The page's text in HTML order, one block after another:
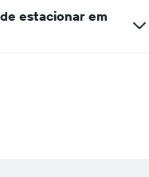
estacionar em